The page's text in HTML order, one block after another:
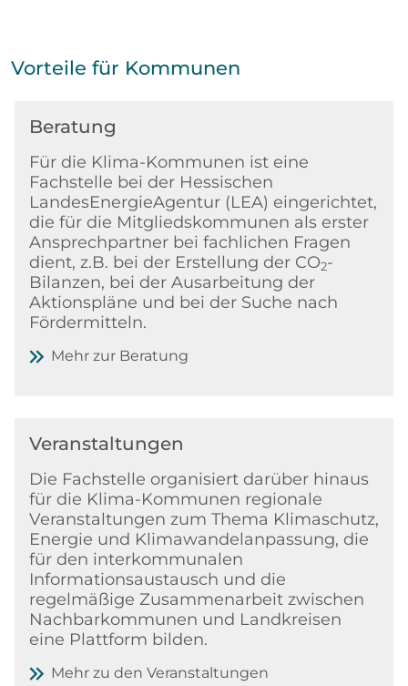
Vorteile für Kommunen
Beratung
Für die Klima-Kommunen ist eine
Fachstelle bei der Hessischen
LandesEnergieAgentur (LEA) eingerichtet,
die für die Mitgliedskommunen als erster
Ansprechpartner bei fachlichen Fragen
dient, z.B. bei der Erstellung der CO2-
Bilanzen, bei der Ausarbeitung der
Aktionspläne und bei der Suche nach
Fördermitteln.
Mehr zur Beratung
Veranstaltungen
Die Fachstelle organisiert darüber hinaus
für die Klima-Kommunen regionale
Veranstaltungen zum Thema Klimaschutz,
Energie und Klimawandelanpassung, die
für den interkommunalen
Informationsaustausch und die
regelmäßige Zusammenarbeit zwischen
Nachbarkommunen und Landkreisen
eine Plattform bilden.
Mehr zu den Veranstaltungen